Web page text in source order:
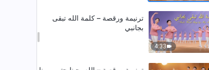
4:33
ترنيمة ورقصة – كلمة الله تبقى
بجانبي